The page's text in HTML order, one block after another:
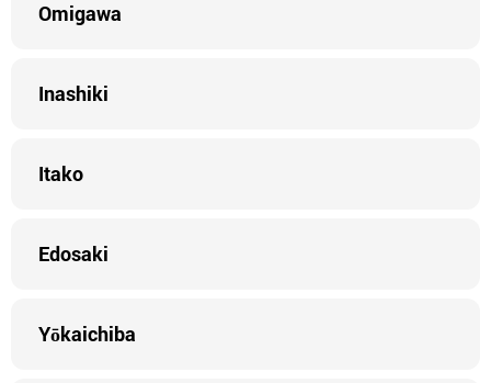
Omigawa
Inashiki
Itako
Edosaki
Yōkaichiba